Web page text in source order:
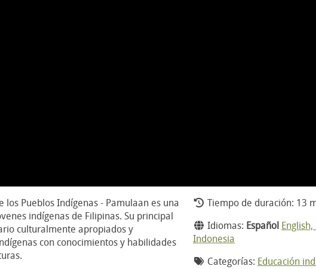
los Pueblos Indígenas - Pamulaan es una
indígenas de Filipinas. Su principal
culturalmente apropiados y
con conocimientos y habilidades
Tiempo de duración: 13
Idiomas: Español
Indonesia
Categorías: Educación